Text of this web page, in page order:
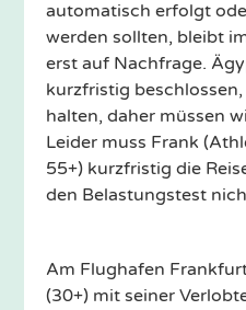
automatisch erfolgt
werden sollten, bleibt
erst auf Nachfrage.
kurzfristig
halten, daher müssen
Leider muss Frank
55+) kurzfristig die
den Belastungstest
Am Flughafen
(30+) mit seiner